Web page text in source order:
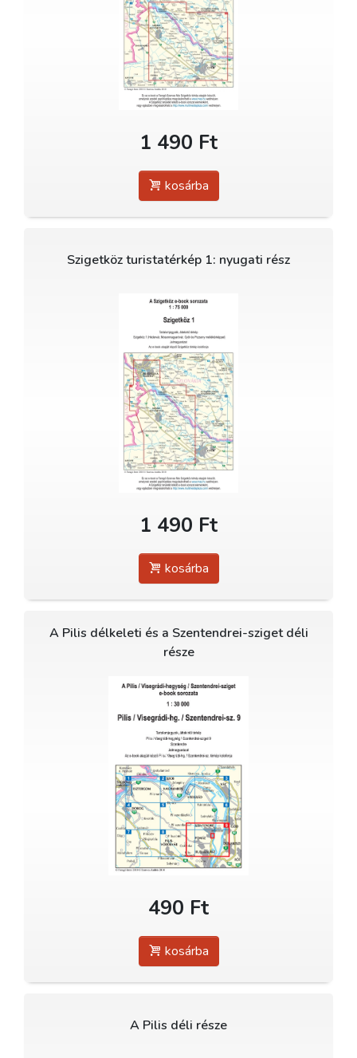
1 490 Ft
kosárba
Szigetköz turistatérkép 1: nyugati rész
1 490 Ft
kosárba
A Pilis délkeleti és a Szentendrei-sziget déli
része
490 Ft
kosárba
A Pilis déli része